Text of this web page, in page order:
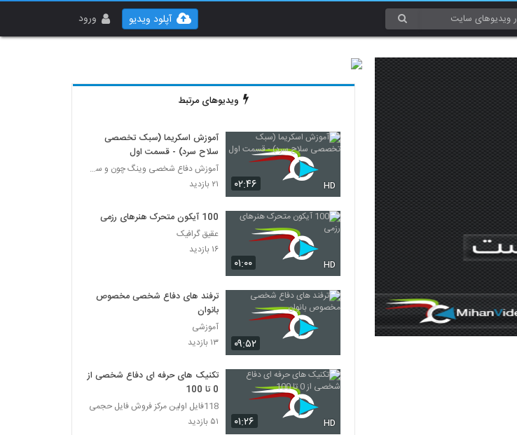
ورود آپلود ویدیو
ویدیوهای مرتبط
۰۲:۴۶ HD
آموزش اسکریما (سبک تخصصی
سلاح سرد) - قسمت اول
آموزش دفاع شخصی وینگ چون و سلاح سرد اسکریما
۲۱ بازدید
۰۱:۰۰ HD
100 آیکون متحرک هنرهای رزمی
عقیق گرافیک
۱۶ بازدید
۰۹:۵۲
ترفند های دفاع شخصی مخصوص
بانوان
آموزشی
۱۳ بازدید
۰۱:۲۶ HD
تکنیک های حرفه ای دفاع شخصی از
0 تا 100
118فایل اولین مرکز فروش فایل حجمی
۵۱ بازدید